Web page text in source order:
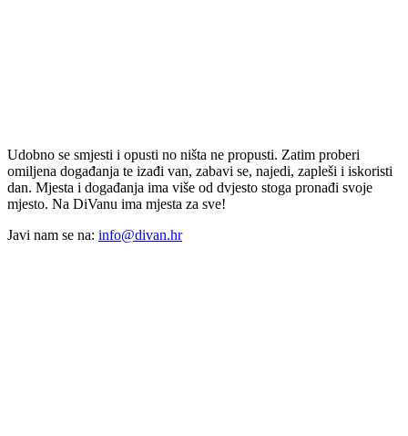
Udobno se smjesti i opusti no ništa ne propusti. Zatim proberi
omiljena događanja te izađi van, zabavi se, najedi, zapleši i iskoristi
dan. Mjesta i događanja ima više od dvjesto stoga pronađi svoje
mjesto. Na DiVanu ima mjesta za sve!
Javi nam se na: info@divan.hr